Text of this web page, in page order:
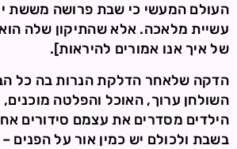
העולם המעשי כי שבת פרושה מששת
עשיית מלאכה. אלא שהתיקון שלה
של איך אנו אמורים להיראות].
הדקה שלאחר הדלקת הנרות בה כל
השולחן ערוך, האוכל והפלטה מוכנים,
הילדים מסדרים את עצמם סידורים
בשבת ולכולם יש כמין אור על הפנים